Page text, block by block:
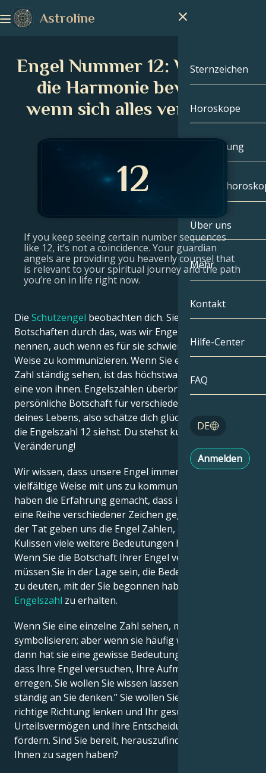
Astroline
Sternzeichen
Sternzeichen
Steinbock
Fische
Widder
Stier
Krebs
Löwe
Jungfrau
Schütze
Horoskope
Handlesung
Über uns
Mehr
Kompatibilität
Tarot
Engelszahlen
Kontakt
Hilfe-Center
FAQ
DE
English
Anmelden
Engel Nummer 12: WIE man
die Harmonie bewahrt,
wenn sich alles verändert
If you keep seeing certain number sequences
like 12, it’s not a coincidence. Your guardian
angels are providing you heavenly counsel that
is relevant to your spiritual journey and the path
you’re on in life right now.
Die Schutzengel beobachten dich. Sie senden
Botschaften durch das, was wir Engelszahlen
nennen, auch wenn es für sie schwierig ist, auf diese
Weise zu kommunizieren. Wenn Sie eine bestimmte
Zahl ständig sehen, ist das höchstwahrscheinlich
eine von ihnen. Engelszahlen überbringen eine
persönliche Botschaft für verschiedene Phasen
deines Lebens, also schätze dich glücklich, wenn du
die Engelszahl 12 siehst. Du stehst kurz vor einer
Veränderung!
Wir wissen, dass unsere Engel immer versuchen, auf
vielfältige Weise mit uns zu kommunizieren. Viele
haben die Erfahrung gemacht, dass ihre Engel ihnen
eine Reihe verschiedener Zeichen gegeben haben. In
der Tat geben uns die Engel Zahlen, die hinter den
Kulissen viele weitere Bedeutungen haben können.
Wenn Sie die Botschaft Ihrer Engel verstehen wollen,
müssen Sie in der Lage sein, die Bedeutung der Zahl
zu deuten, mit der Sie begonnen haben, um Ihre
Engelszahl zu erhalten.
Wenn Sie eine einzelne Zahl sehen, muss das nichts
symbolisieren; aber wenn sie häufig wiederkehrt,
dann hat sie eine gewisse Bedeutung. Es kann sein,
dass Ihre Engel versuchen, Ihre Aufmerksamkeit zu
erregen. Sie wollen Sie wissen lassen, dass sie
ständig an Sie denken.” Sie wollen Sie sogar in die
richtige Richtung lenken und Ihr gesundes
Urteilsvermögen und Ihre Entscheidungsfähigkeit
fördern. Sind Sie bereit, herauszufinden, was sie
Ihnen zu sagen haben?